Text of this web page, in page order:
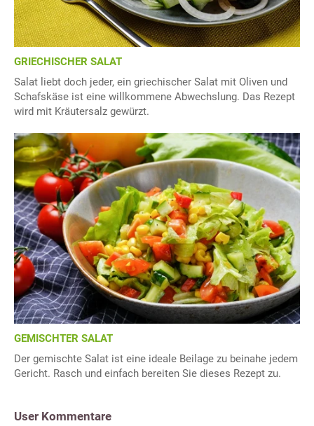
GRIECHISCHER SALAT
Salat liebt doch jeder, ein griechischer Salat mit Oliven und
Schafskäse ist eine willkommene Abwechslung. Das Rezept
wird mit Kräutersalz gewürzt.
GEMISCHTER SALAT
Der gemischte Salat ist eine ideale Beilage zu beinahe jedem
Gericht. Rasch und einfach bereiten Sie dieses Rezept zu.
User Kommentare